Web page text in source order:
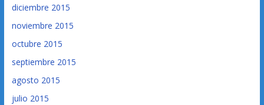
diciembre 2015
noviembre 2015
octubre 2015
septiembre 2015
agosto 2015
julio 2015